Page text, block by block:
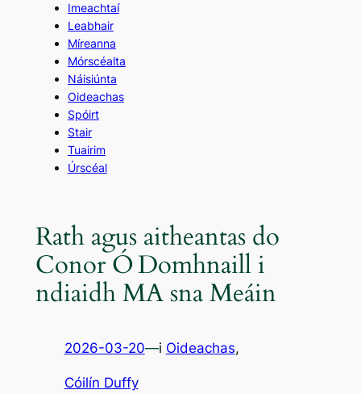
Imeachtaí
Leabhair
Míreanna
Mórscéalta
Náisiúnta
Oideachas
Spóirt
Stair
Tuairim
Úrscéal
Rath agus aitheantas do
Conor Ó Domhnaill i
ndiaidh MA sna Meáin
2026-03-20—i Oideachas,
Cóilín Duffy